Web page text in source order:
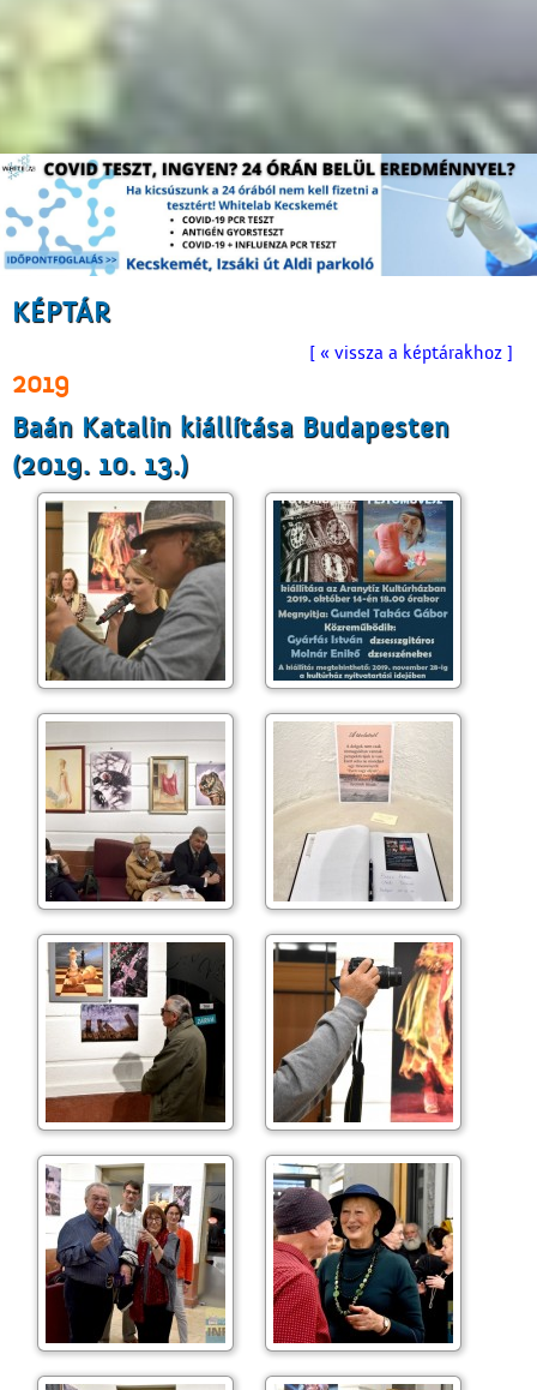
KÉPTÁR
[ « vissza a képtárakhoz ]
2019
Baán Katalin kiállítása Budapesten
(2019. 10. 13.)